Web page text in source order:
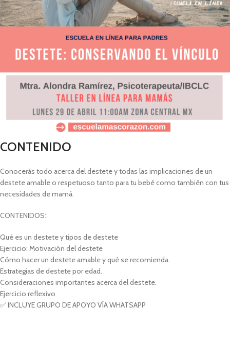
CONTENIDO
Conocerás todo acerca del destete y todas las implicaciones de un
destete amable o respetuoso tanto para tu bebé como también con tus
necesidades de mamá.
CONTENIDOS:
Qué es un destete y tipos de destete
Ejercicio: Motivación del destete
Cómo hacer un destete amable y qué se recomienda.
Estrategias de destete por edad.
Consideraciones importantes acerca del destete.
Ejercicio reflexivo
✅ INCLUYE GRUPO DE APOYO VÍA WHATSAPP